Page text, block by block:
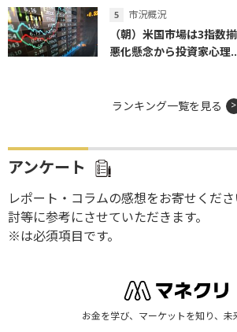
市況概況
（朝）米国市場は3指
悪化懸念から投資家心理
ランキング一覧を見る
アンケート
レポート・コラムの感想をお寄せくだ
討等に参考にさせていただきます。
※は必須項目です。
お金を学び、マーケットを知り、未